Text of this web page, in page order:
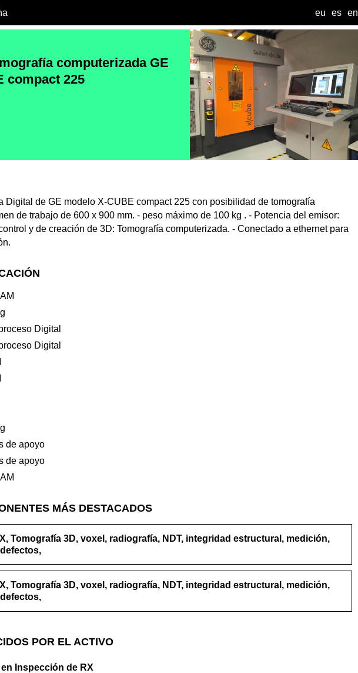
eu es en
computerizada GE
compact 225
Digital de GE modelo X-CUBE compact 225 con posibilidad de tomografía
de trabajo de 600 x 900 mm. - peso máximo de 100 kg . - Potencia del emisor:
y de creación de 3D: Tomografía computerizada. - Conectado a ethernet para
Digital
Digital
de apoyo
de apoyo
MÁS DESTACADOS
Tomografía 3D, voxel, radiografía, NDT, integridad estructural, medición,
Tomografía 3D, voxel, radiografía, NDT, integridad estructural, medición,
POR EL ACTIVO
Inspección de RX